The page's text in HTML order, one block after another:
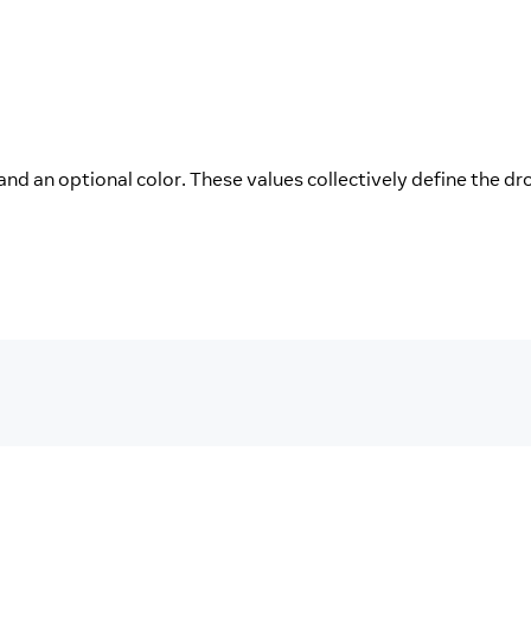
an optional color. These values collectively define the